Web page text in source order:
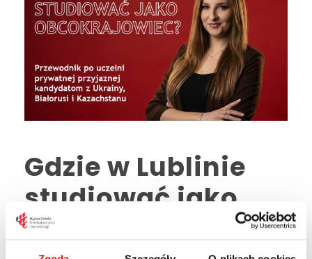
Gdzie w Lublinie
studiować jako
obcokrajowiec?